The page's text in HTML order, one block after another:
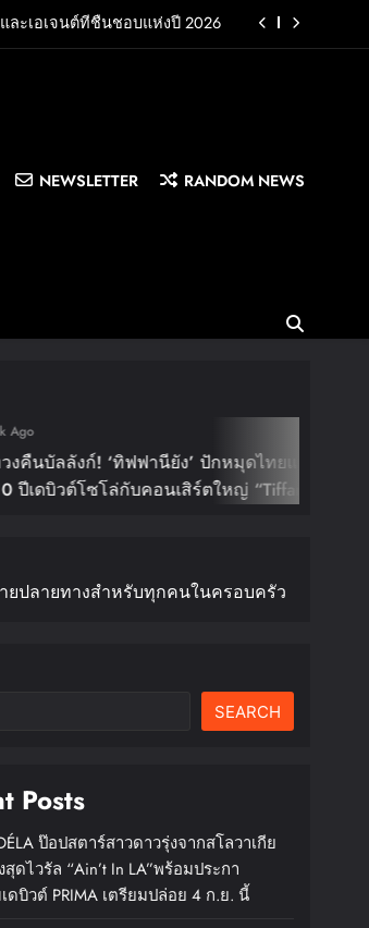
ละเอเจนต์ที่ชื่นชอบแห่งปี 2026
จำดีๆไปกับออนิกซ์ฮอสพิทาลิตี้
บั้มเดบิวต์ PRIMA เตรียมปล่อย
4 ก.ย. นี้
ละเอเจนต์ที่ชื่นชอบแห่งปี 2026
Ugly” โดนใจแฟนคลับ ก่อน
NEWSLETTER RANDOM NEWS
ฟฟานียัง’ ปักหมุดไทยแลนด์
กับคอนเสิร์ตใหญ่ “Tiffany
ยปลายทางสำหรับทุกคนในครอบครัว
SEARCH
Posts
ป๊อปสตาร์สาวดาวรุ่งจากสโลวาเกีย
สุดไวรัล “Ain’t In LA”พร้อมประกา
ดบิวต์ PRIMA เตรียมปล่อย 4 ก.ย. นี้